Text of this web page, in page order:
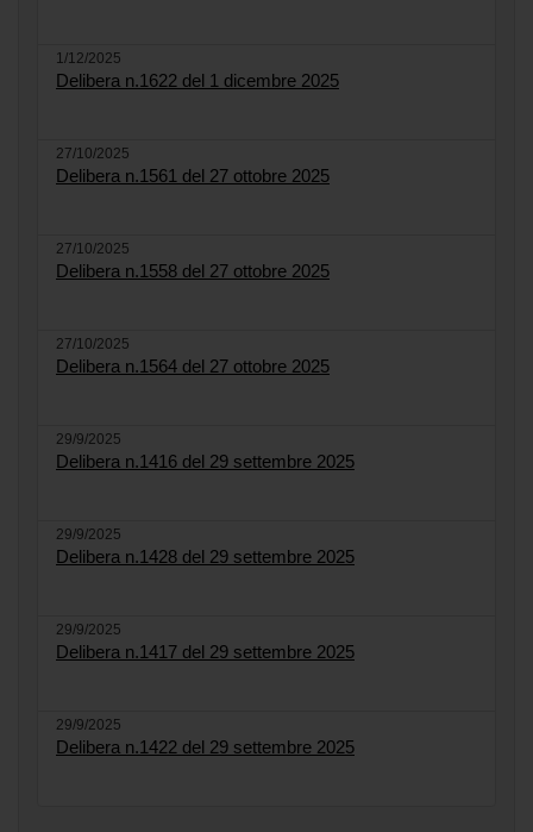
1/12/2025
Delibera n.1622 del 1 dicembre 2025
27/10/2025
Delibera n.1561 del 27 ottobre 2025
27/10/2025
Delibera n.1558 del 27 ottobre 2025
27/10/2025
Delibera n.1564 del 27 ottobre 2025
29/9/2025
Delibera n.1416 del 29 settembre 2025
29/9/2025
Delibera n.1428 del 29 settembre 2025
29/9/2025
Delibera n.1417 del 29 settembre 2025
29/9/2025
Delibera n.1422 del 29 settembre 2025